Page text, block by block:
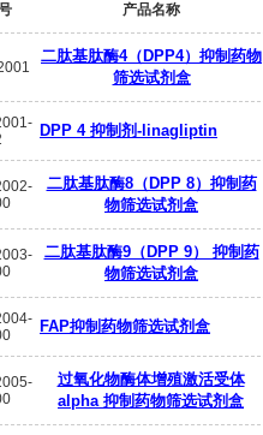
产品名称
二肽基肽酶4（DPP4）抑制药物
筛选试剂盒
DPP 4 抑制剂-linagliptin
二肽基肽酶8（DPP 8）抑制药
物筛选试剂盒
二肽基肽酶9（DPP 9） 抑制药
物筛选试剂盒
FAP抑制药物筛选试剂盒
过氧化物酶体增殖激活受体
alpha 抑制药物筛选试剂盒